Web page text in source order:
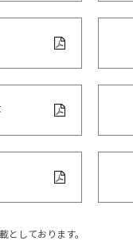
としております。